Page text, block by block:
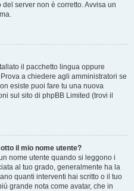
server non è corretto. Avvisa un
il pacchetto lingua oppure
a chiedere agli amministratori se
esiste puoi fare tu una nuova
sul sito di phpBB Limited (trovi il
il mio nome utente?
nome utente quando si leggono i
al tuo grado, generalmente ha la
quanti interventi hai scritto o il tuo
grande nota come avatar, che in